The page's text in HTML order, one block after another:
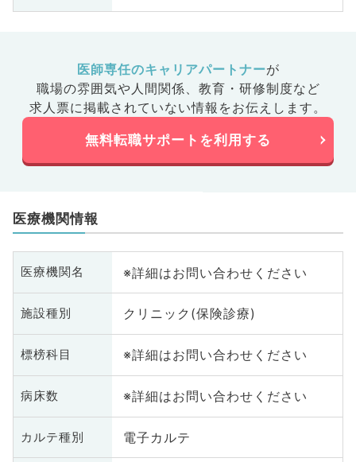
医師専任のキャリアパートナーが
職場の雰囲気や人間関係、 教育・研修制度など
求人票に掲載されていない情報をお伝えします。
無料転職サポートを利用する
医療機関情報
医療機関名 ※詳細はお問い合わせください
施設種別 クリニック(保険診療)
標榜科目 ※詳細はお問い合わせください
病床数 ※詳細はお問い合わせください
カルテ種別 電子カルテ